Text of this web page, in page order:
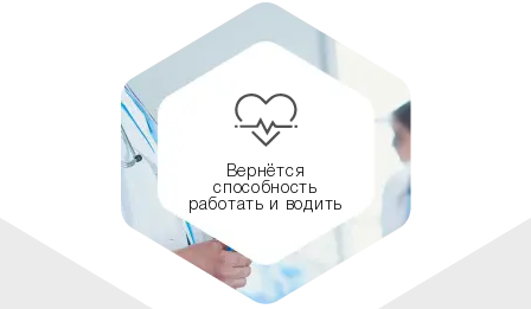
Вернётся
способность
работать и водить